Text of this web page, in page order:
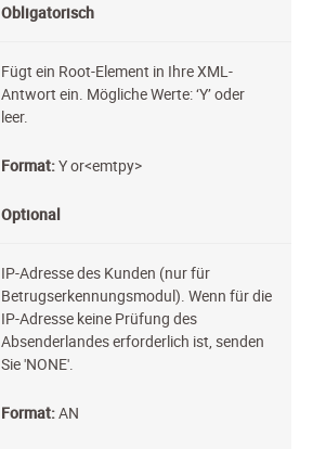
Obligatorisch
Fügt ein Root-Element in Ihre XML-
Antwort ein. Mögliche Werte: ‘Y’ oder
leer.
Format:Y or<emtpy>
Optional
IP-Adresse des Kunden (nur für
Betrugserkennungsmodul). Wenn für die
IP-Adresse keine Prüfung des
Absenderlandes erforderlich ist, senden
Sie 'NONE'.
Format:AN